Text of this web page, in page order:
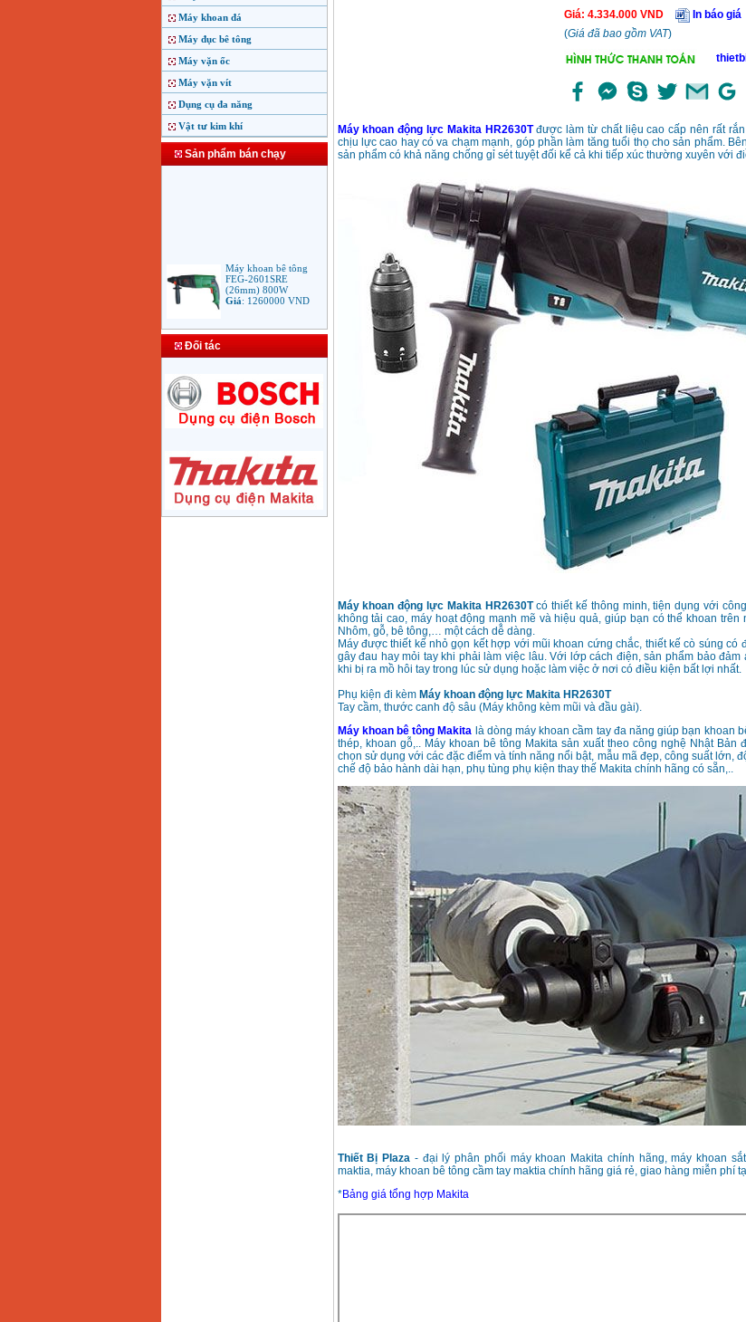
Máy khoan đá
Máy đục bê tông
Máy vặn ốc
Máy vặn vít
Dụng cụ đa năng
Vật tư kim khí
Sản phẩm bán chạy
FEG-2601SRE
(26mm) 800W
Giá:1260000VND
Bảng giá mũi khoan
Giá:330000VND
GSB 16RE (750W)
Bộ máy khoan Bosch
GSB 13RE hộp nhựa
100 chi tiết
Giá:1977000VND
Đối tác
Giá: 4.334.000VND
In báo giá
(Giá đã bao gồm VAT)
Máy khoan động lực Makita HR2630Tđược làm từ chất liệu cao cấp nên rất
chịu lực cao hay có va chạm mạnh, góp phần làm tăng tuổi thọ cho sản phẩm.
sản phẩm có khả năng chống gỉ sét tuyệt đối kể cả khi tiếp xúc thường xuyên với
Máy khoan động lực Makita HR2630Tcó thiết kế thông minh, tiện dụng với
không tải cao, máy hoạt động mạnh mẽ và hiệu quả, giúp bạn có thể khoan trên
Nhôm, gỗ, bê tông,… một cách dễ dàng.
Máy được thiết kế nhỏ gọn kết hợp với mũi khoan cứng chắc, thiết kế cò súng có
gây đau hay mỏi tay khi phải làm việc lâu. Với lớp cách điện, sản phẩm bảo
khi bị ra mồ hôi tay trong lúc sử dụng hoặc làm việc ở nơi có điều kiện bất lợi nhất.
Phụ kiện đi kèm Máy khoan động lực Makita HR2630T
Tay cầm, thước canh độ sâu (Máy không kèm mũi và đầu gài).
Máy khoan bê tông Makita là dòng máy khoan cầm tay đa năng giúp bạn khoan
thép, khoan gỗ,.. Máy khoan bê tông Makita sản xuất theo công nghệ Nhật Bản
chọn sử dụng với các đặc điểm và tính năng nổi bật, mẫu mã đẹp, công suất lớn,
chế độ bảo hành dài hạn, phụ tùng phụ kiện thay thế Makita chính hãng có sẵn,..
Thiết Bị Plaza - đại lý phân phối máy khoan Makita chính hãng, máy khoan
maktia, máy khoan bê tông cầm tay maktia chính hãng giá rẻ, giao hàng miễn phí
*Bảng giá tổng hợp Makita